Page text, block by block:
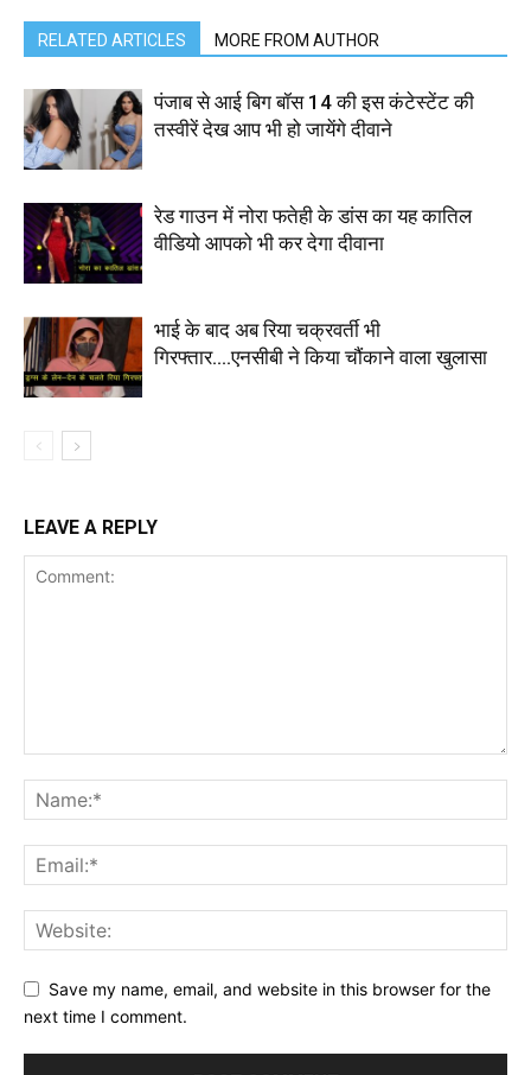
RELATED ARTICLES MORE FROM AUTHOR
पंजाब से आई बिग बॉस 14 की इस कंटेस्टेंट की
तस्वीरें देख आप भी हो जायेंगे दीवाने
रेड गाउन में नोरा फतेही के डांस का यह कातिल
वीडियो आपको भी कर देगा दीवाना
भाई के बाद अब रिया चक्रवर्ती भी
गिरफ्तार….एनसीबी ने किया चौंकाने वाला खुलासा
LEAVE A REPLY
Save my name, email, and website in this browser for the
next time I comment.